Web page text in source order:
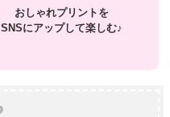
おしゃれプリントを
SNSにアップして楽しむ♪